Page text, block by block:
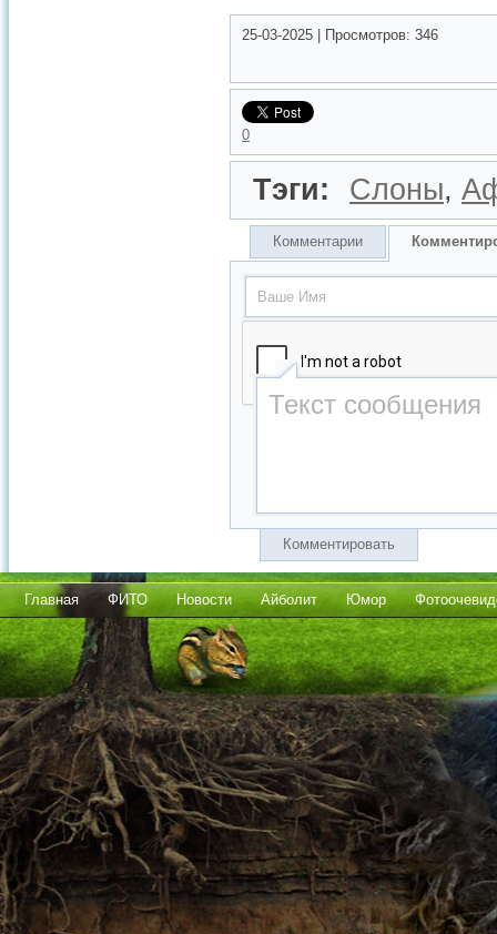
25-03-2025 Просмотров: 346
0
Тэги: Слоны,
Комментарии
Комментировать
Главная ФИТО Новости Айболит Юмор